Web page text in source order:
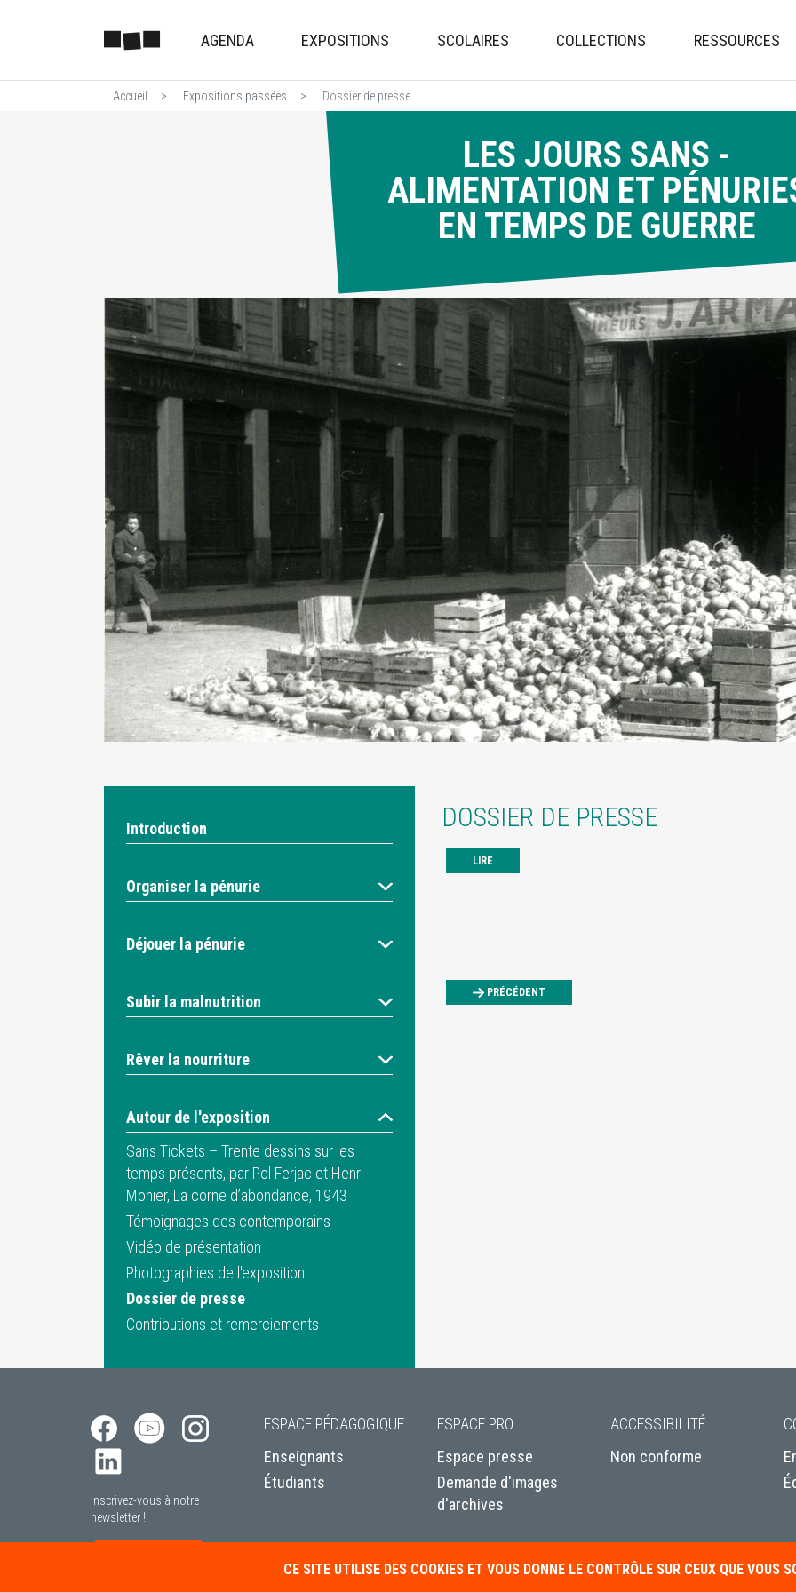
au
AGENDA EXPOSITIONS SCOLAIRES COLLECTIONS RESSOURCES
Accueil Expositions passées Dossier de presse
LES JOURS SANS -
ALIMENTATION ET
EN TEMPS DE GUERRE
Introduction
Organiser la pénurie
Déjouer la pénurie
Subir la malnutrition
Rêver la nourriture
Autour de l'exposition
Sans Tickets – Trente dessins sur les
temps présents, par Pol Ferjac et Henri
Monier, La corne d’abondance, 1943
Témoignages des contemporains
Vidéo de présentation
Photographies de l'exposition
Dossier de presse
Contributions et remerciements
DOSSIER DE PRESSE
LIRE
PRÉCÉDENT
Inscrivez-vous à notre
newsletter !
ESPACE PÉDAGOGIQUE
Enseignants
Étudiants
ESPACE PRO
Espace presse
Demande d'images
d'archives
ACCESSIBILITÉ
Non conforme
CE SITE UTILISE DES COOKIES ET VOUS DONNE LE CONTRÔLE SUR CEUX QUE VOUS